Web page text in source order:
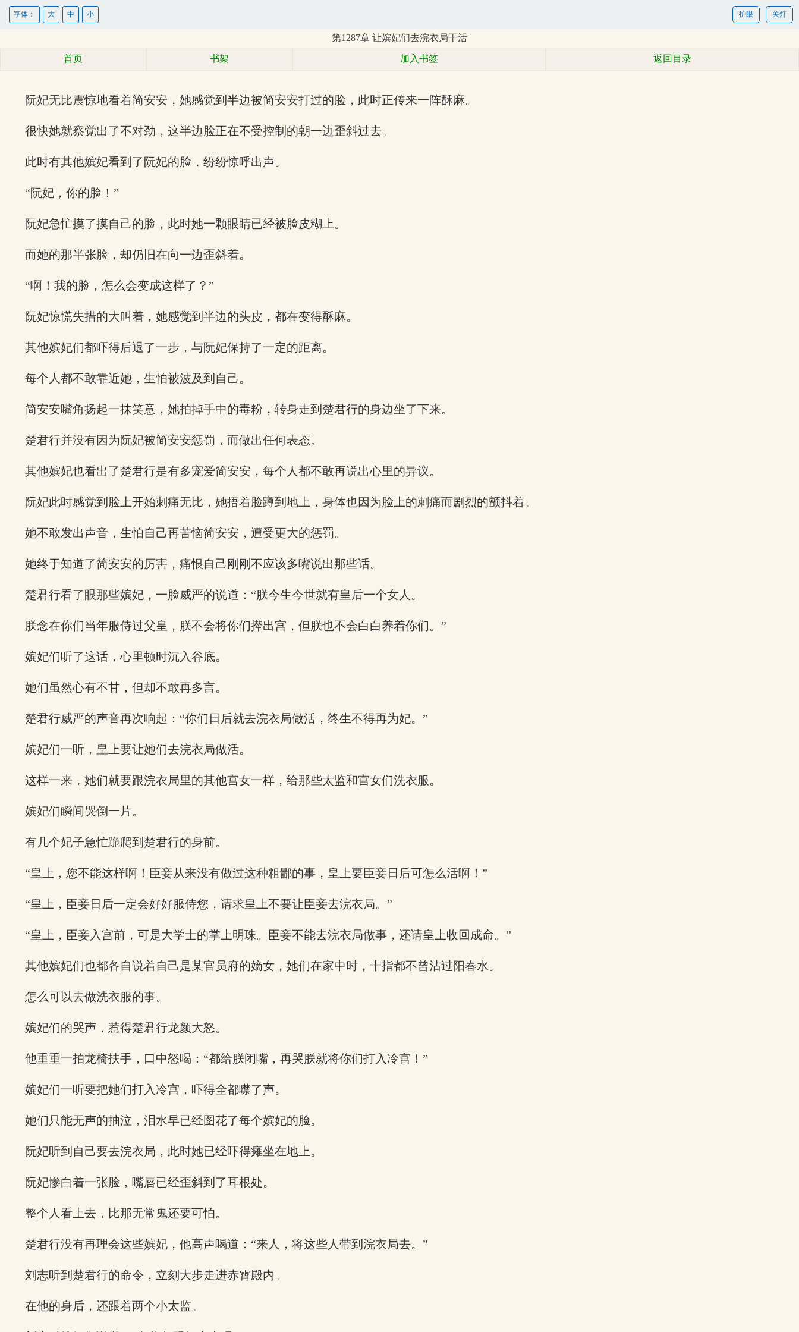
关灯
护眼
字体： 大 中 小
第1287章 让嫔妃们去浣衣局干活
首页 书架 加入书签 返回目录
阮妃无比震惊地看着简安安，她感觉到半边被简安安打过的脸，此时正传来一阵酥麻。
很快她就察觉出了不对劲，这半边脸正在不受控制的朝一边歪斜过去。
此时有其他嫔妃看到了阮妃的脸，纷纷惊呼出声。
“阮妃，你的脸！”
阮妃急忙摸了摸自己的脸，此时她一颗眼睛已经被脸皮糊上。
而她的那半张脸，却仍旧在向一边歪斜着。
“啊！我的脸，怎么会变成这样了？”
阮妃惊慌失措的大叫着，她感觉到半边的头皮，都在变得酥麻。
其他嫔妃们都吓得后退了一步，与阮妃保持了一定的距离。
每个人都不敢靠近她，生怕被波及到自己。
简安安嘴角扬起一抹笑意，她拍掉手中的毒粉，转身走到楚君行的身边坐了下来。
楚君行并没有因为阮妃被简安安惩罚，而做出任何表态。
其他嫔妃也看出了楚君行是有多宠爱简安安，每个人都不敢再说出心里的异议。
阮妃此时感觉到脸上开始刺痛无比，她捂着脸蹲到地上，身体也因为脸上的刺痛而剧烈的颤抖着。
她不敢发出声音，生怕自己再苦恼简安安，遭受更大的惩罚。
她终于知道了简安安的厉害，痛恨自己刚刚不应该多嘴说出那些话。
楚君行看了眼那些嫔妃，一脸威严的说道：“朕今生今世就有皇后一个女人。
朕念在你们当年服侍过父皇，朕不会将你们撵出宫，但朕也不会白白养着你们。”
嫔妃们听了这话，心里顿时沉入谷底。
她们虽然心有不甘，但却不敢再多言。
楚君行威严的声音再次响起：“你们日后就去浣衣局做活，终生不得再为妃。”
嫔妃们一听，皇上要让她们去浣衣局做活。
这样一来，她们就要跟浣衣局里的其他宫女一样，给那些太监和宫女们洗衣服。
嫔妃们瞬间哭倒一片。
有几个妃子急忙跪爬到楚君行的身前。
“皇上，您不能这样啊！臣妾从来没有做过这种粗鄙的事，皇上要臣妾日后可怎么活啊！”
“皇上，臣妾日后一定会好好服侍您，请求皇上不要让臣妾去浣衣局。”
“皇上，臣妾入宫前，可是大学士的掌上明珠。臣妾不能去浣衣局做事，还请皇上收回成命。”
其他嫔妃们也都各自说着自己是某官员府的嫡女，她们在家中时，十指都不曾沾过阳春水。
怎么可以去做洗衣服的事。
嫔妃们的哭声，惹得楚君行龙颜大怒。
他重重一拍龙椅扶手，口中怒喝：“都给朕闭嘴，再哭朕就将你们打入冷宫！”
嫔妃们一听要把她们打入冷宫，吓得全都噤了声。
她们只能无声的抽泣，泪水早已经图花了每个嫔妃的脸。
阮妃听到自己要去浣衣局，此时她已经吓得瘫坐在地上。
阮妃惨白着一张脸，嘴唇已经歪斜到了耳根处。
整个人看上去，比那无常鬼还要可怕。
楚君行没有再理会这些嫔妃，他高声喝道：“来人，将这些人带到浣衣局去。”
刘志听到楚君行的命令，立刻大步走进赤霄殿内。
在他的身后，还跟着两个小太监。